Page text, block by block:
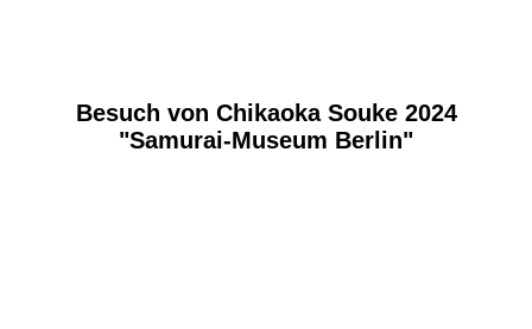
Besuch von Chikaoka Souke 2024
"Samurai-Museum Berlin"